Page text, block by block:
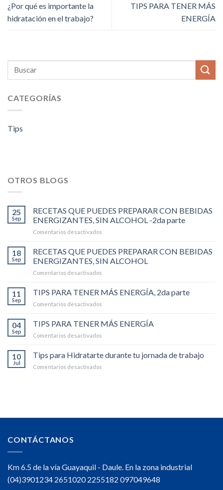
¿Por qué es importante la
hidratación en el trabajo?
TIPS PARA TENER MÁS
ENERGÍA
CATEGORÍAS
Tips
OTROS BLOGS
25
Sep
RECETAS QUE PUEDES PREPARAR CON BEBIDAS
ENERGIZANTES, SIN ALCOHOL -2da parte
Comentarios desactivados
QUE
PUEDES
PREPARAR
ENERGIZANTES,
parte
18
Sep
RECETAS QUE PUEDES PREPARAR CON BEBIDAS
ENERGIZANTES, SIN ALCOHOL
Comentarios desactivados
QUE
PUEDES
BEBIDAS
11
Sep
TIPS PARA TENER MÁS ENERGÍA, 2da parte
Comentarios desactivados
PARA
TENER
2da
04
Sep
TIPS PARA TENER MÁS ENERGÍA
Comentarios desactivados
PARA
TENER
10
Jul
Tips para Hidratarte durante tu jornada de trabajo
Comentarios desactivados
jornada
CONTÁCTANOS
Km 6.5 de la vía Guayaquil - Daule. En la zona industrial
(04)3901234 2651020 2255182 097049648